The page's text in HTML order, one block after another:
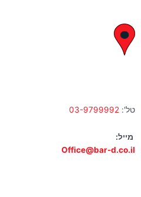
טל': 03-9799992
מייל:
Office@bar-d.co.il